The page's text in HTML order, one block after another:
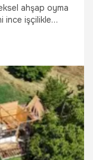
ahşap oyma
ince işçilikle
kültürel mirası
veriyor.